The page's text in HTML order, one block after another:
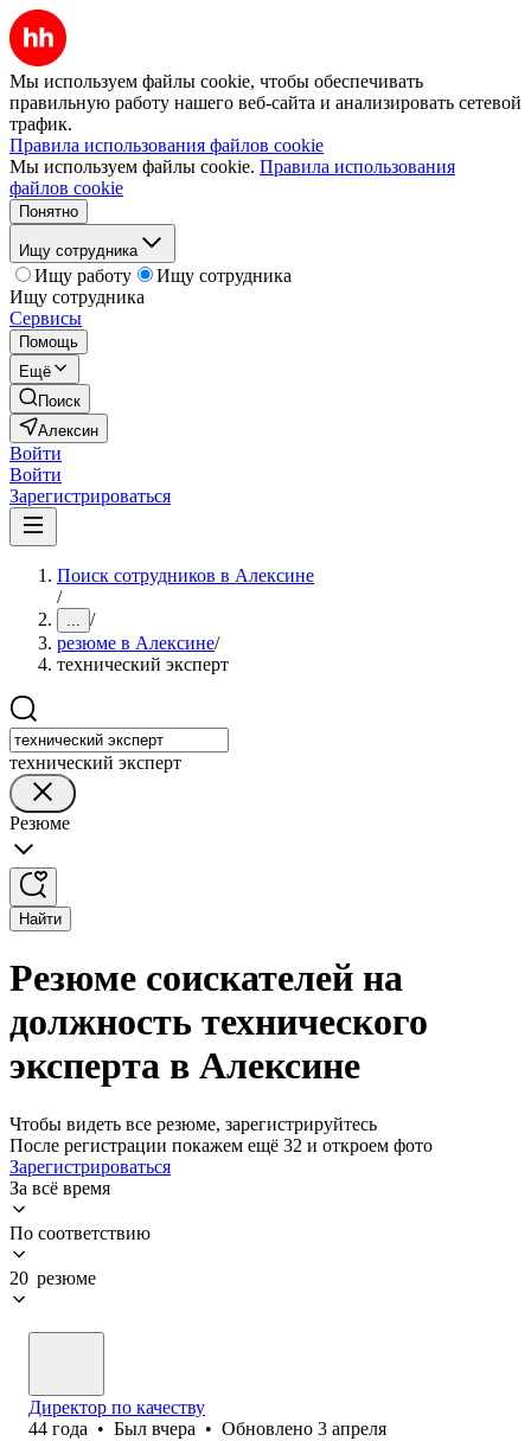
Мы используем файлы cookie, чтобы обеспечивать
правильную работу нашего веб-сайта и анализировать сетевой
трафик.
Правила использования файлов cookie
Мы используем файлы cookie. Правила использования
файлов cookie
Понятно
Ищу сотрудника
Ищу работу
Ищу сотрудника
Ищу сотрудника
Сервисы
Помощь
Ещё
Поиск
Алексин
Войти
Войти
Зарегистрироваться
Поиск сотрудников в Алексине
/
... /
резюме в Алексине/
технический эксперт
технический эксперт
Резюме
Найти
Резюме соискателей на
должность технического
эксперта в Алексине
Чтобы видеть все резюме, зарегистрируйтесь
После регистрации покажем ещё 32 и откроем фото
Зарегистрироваться
За всё время
По соответствию
20 резюме
Директор по качеству
44 года • Был вчера • Обновлено 3 апреля